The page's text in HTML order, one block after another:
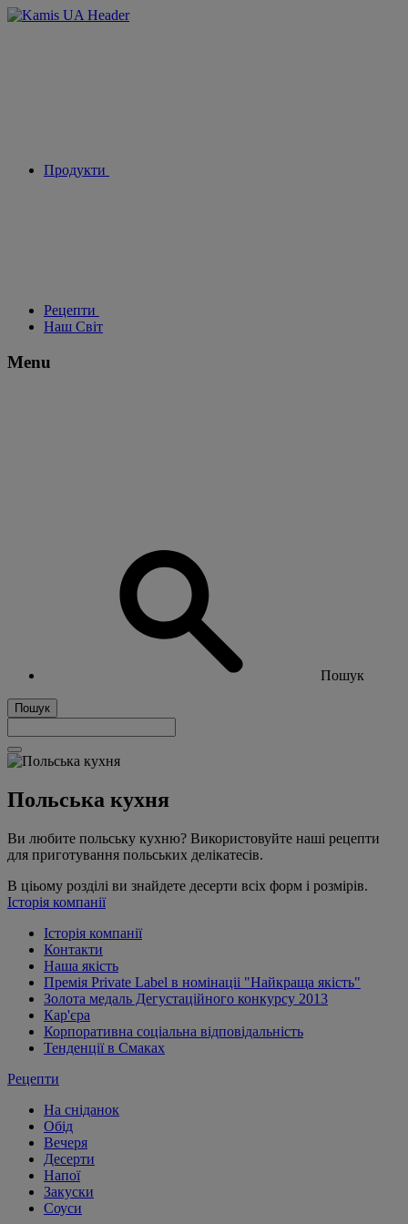
Продукти
Рецепти
Наш Світ
Menu
Пошук
Пошук
Польська кухня
Ви любите польську кухню? Використовуйте наші рецепти
для приготування польських делікатесів.
В ціьому розділі ви знайдете десерти всіх форм і розмірів.
Історія компанії
Історія компанії
Контакти
Наша якість
Премія Private Label в номінаціі "Найкраща якість"
Золота медаль Дегустаційного конкурсу 2013
Кар'єра
Корпоративна соціальна відповідальність
Тенденції в Смаках
Рецепти
На сніданок
Обід
Вечеря
Десерти
Напої
Закуски
Соуси